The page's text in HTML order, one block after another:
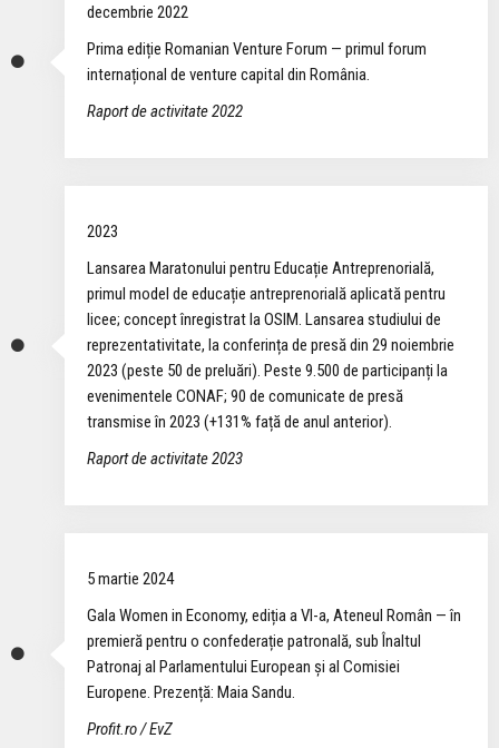
decembrie 2022
Prima ediție Romanian Venture Forum — primul forum
internațional de venture capital din România.
Raport de activitate 2022
2023
Lansarea Maratonului pentru Educație Antreprenorială,
primul model de educație antreprenorială aplicată pentru
licee; concept înregistrat la OSIM. Lansarea studiului de
reprezentativitate, la conferința de presă din 29 noiembrie
2023 (peste 50 de preluări). Peste 9.500 de participanți la
evenimentele CONAF; 90 de comunicate de presă
transmise în 2023 (+131% față de anul anterior).
Raport de activitate 2023
5 martie 2024
Gala Women in Economy, ediția a VI-a, Ateneul Român — în
premieră pentru o confederație patronală, sub Înaltul
Patronaj al Parlamentului European și al Comisiei
Europene. Prezență: Maia Sandu.
Profit.ro / EvZ